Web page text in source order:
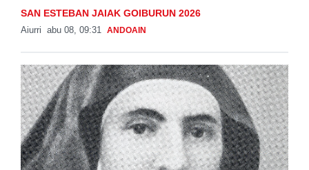
SAN ESTEBAN JAIAK GOIBURUN 2026
Aiurri abu 08, 09:31 ANDOAIN